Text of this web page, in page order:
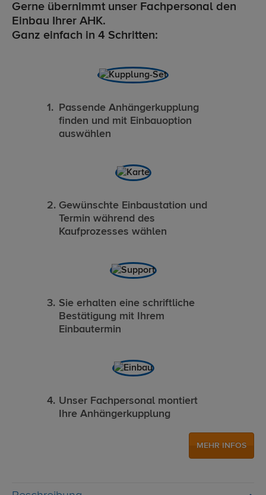
Gerne übernimmt unser Fachpersonal den
Einbau Ihrer AHK.
Ganz einfach in 4 Schritten:
Passende Anhängerkupplung
finden und mit Einbauoption
auswählen
Gewünschte Einbaustation und
Termin während des
Kaufprozesses wählen
Sie erhalten eine schriftliche
Bestätigung mit Ihrem
Einbautermin
Unser Fachpersonal montiert
Ihre Anhängerkupplung
MEHR INFOS